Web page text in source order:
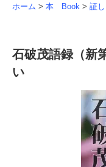
ホーム > 本 Book > 証
石破茂語録（新
い